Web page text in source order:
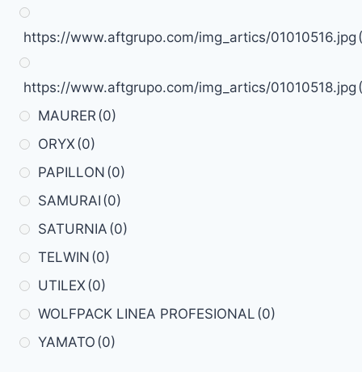
https://www.aftgrupo.com/img_artics/01010516.jpg
https://www.aftgrupo.com/img_artics/01010518.jpg
MAURER (0)
ORYX(0)
PAPILLON (0)
SAMURAI (0)
SATURNIA (0)
TELWIN (0)
UTILEX(0)
WOLFPACK LINEA PROFESIONAL (0)
YAMATO (0)